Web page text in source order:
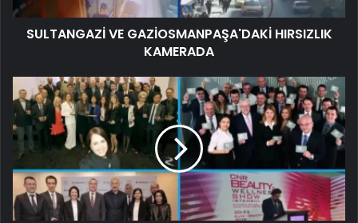
SULTANGAZİ VE GAZİOSMANPAŞA'DAKİ HIRSIZLIK
KAMERADA